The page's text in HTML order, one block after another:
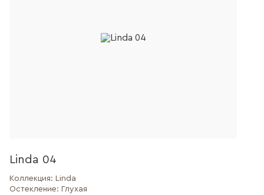
Linda 04
Коллекция: Linda
Остекление: Глухая